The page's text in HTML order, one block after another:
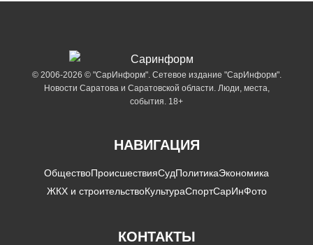
© 2006-2026 © "СарИнформ". Сетевое издание "СарИнформ".
Новости Саратова и Саратовской области. Люди, места,
события. 18+
НАВИГАЦИЯ
ОбществоПроисшествияСудПолитикаЭкономика
ЖКХ и строительствоКультураСпортСарИнФото
КОНТАКТЫ